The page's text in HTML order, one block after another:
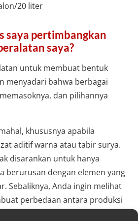
20 liter
saya pertimbangkan
saya?
untuk membuat bentuk
menyadari bahwa berbagai
dan pilihannya
khususnya apabila
aditif warna atau tabir surya.
disarankan untuk hanya
berurusan dengan elemen yang
Sebaliknya, Anda ingin melihat
perbedaan antara produksi